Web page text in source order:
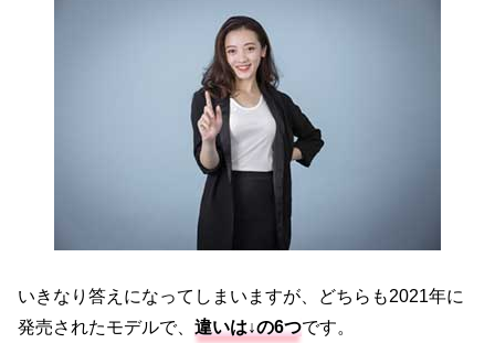
いきなり答えになってしまいますが、どちらも2021年に
発売されたモデルで、 違いは↓の6つです。